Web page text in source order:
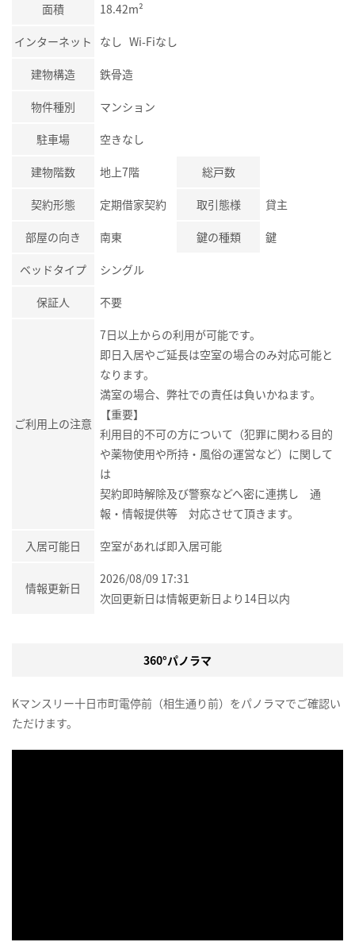
面積 18.42m²
インターネット なし Wi-Fiなし
建物構造 鉄骨造
物件種別 マンション
駐車場 空きなし
建物階数 地上7階 総戸数
契約形態 定期借家契約 取引態様 貸主
部屋の向き 南東 鍵の種類 鍵
ベッドタイプ シングル
保証人 不要
ご利用上の注意
7日以上からの利用が可能です。
即日入居やご延長は空室の場合のみ対応可能と
なります。
満室の場合、弊社での責任は負いかねます。
【重要】
利用目的不可の方について（犯罪に関わる目的
や薬物使用や所持・風俗の運営など）に関して
は
契約即時解除及び警察などへ密に連携し 通
報・情報提供等 対応させて頂きます。
入居可能日 空室があれば即入居可能
情報更新日
2026/08/09 17:31
次回更新日は情報更新日より14日以内
360°パノラマ
Kマンスリー十日市町電停前（相生通り前）をパノラマでご確認い
ただけます。